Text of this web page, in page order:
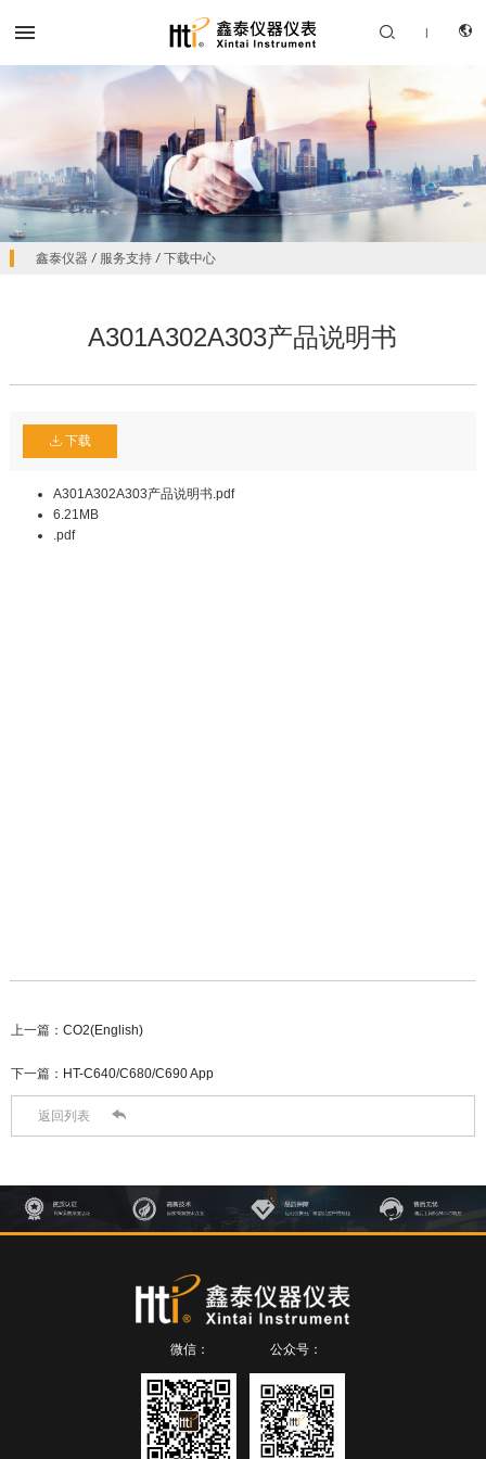
产品中心
服务支持
 | 
鑫泰仪器 / 服务支持/ 下载中心
A301A302A303产品说明书
下载
A301A302A303产品说明书.pdf
6.21MB
.pdf
上一篇： CO2(English)
下一篇： HT-C640/C680/C690 App
返回列表 
微信： 公众号：